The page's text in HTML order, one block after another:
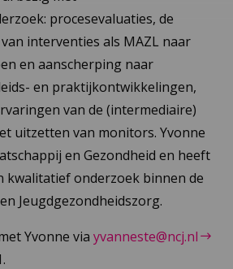
procesevaluaties, de
interventies als MAZL naar
en aanscherping naar
en praktijkontwikkelingen,
van de (intermediaire)
uitzetten van monitors. Yvonne
en Gezondheid en heeft
kwalitatief onderzoek binnen de
Jeugdgezondheidszorg.
Yvonne via yvanneste@ncj.nl